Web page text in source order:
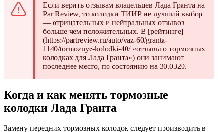
Если верить отзывам владельцев Лада Гранта на
PartReview, то колодки ТИИР не лучший выбор
— отрицательных и нейтральных отзывов
больше чем положительных. В [рейтинге]
(https://partreview.ru/auto/vaz-60/granta-
1140/tormoznye-kolodki-40/ «отзывы о тормозных
колодках для Лада Гранта») они занимают
последнее место, по состоянию на 30.0320.
Когда и как менять тормозные
колодки Лада Гранта
Замену передних тормозных колодок следует производить в